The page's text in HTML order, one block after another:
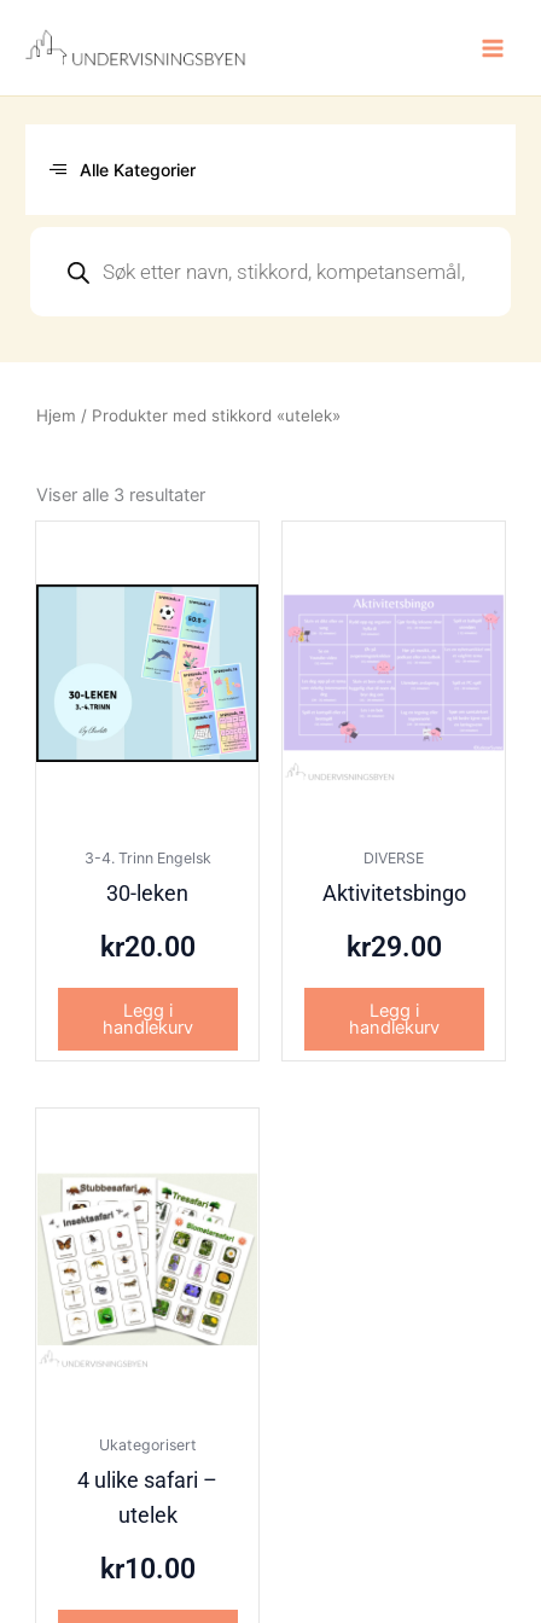
innholdet
Alle Kategorier
search
Hjem / Produkter med stikkord «utelek»
Viser alle 3 resultateretter
3-4. Trinn Engelsk
30-leken
kr20.00
Legg i
handlekurv
DIVERSE
Aktivitetsbingo
kr29.00
Legg i
handlekurv
Ukategorisert
4 ulike safari –
utelek
kr10.00